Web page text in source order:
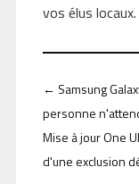
vos élus locaux.
← Samsung
personne
Mise à jour One
d'une exclusion